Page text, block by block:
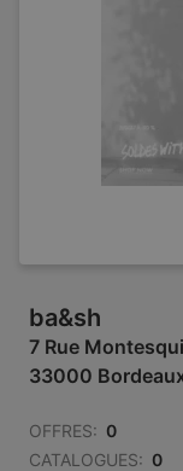
ba&sh
7 Rue
33000
OFFRES: 0
CATALOGUES: 0